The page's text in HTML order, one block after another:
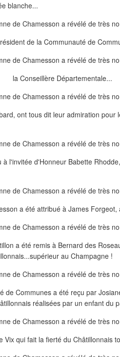
blanche...
de la Communauté de
la Conseillère Départementale...
ont tous dit leur admiration pour
à l'invitée d'Honneur Babette
a été attribué à James Forgeot,
a été remis à Bernard des
au Champagne !
de Communes a été reçu par
réalisées par un enfant du
Vix qui fait la fierté du Châtillonnais